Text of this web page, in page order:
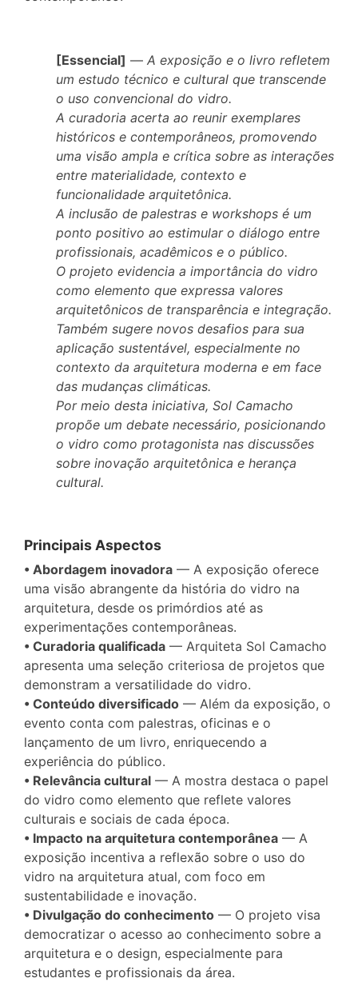
[Essencial] — A exposição e o livro refletem
um estudo técnico e cultural que transcende
o uso convencional do vidro.
A curadoria acerta ao reunir exemplares
históricos e contemporâneos, promovendo
uma visão ampla e crítica sobre as interações
entre materialidade, contexto e
funcionalidade arquitetônica.
A inclusão de palestras e workshops é um
ponto positivo ao estimular o diálogo entre
profissionais, acadêmicos e o público.
O projeto evidencia a importância do vidro
como elemento que expressa valores
arquitetônicos de transparência e integração.
Também sugere novos desafios para sua
aplicação sustentável, especialmente no
contexto da arquitetura moderna e em face
das mudanças climáticas.
Por meio desta iniciativa, Sol Camacho
propõe um debate necessário, posicionando
o vidro como protagonista nas discussões
sobre inovação arquitetônica e herança
cultural.
Principais Aspectos
• Abordagem inovadora — A exposição oferece
uma visão abrangente da história do vidro na
arquitetura, desde os primórdios até as
experimentações contemporâneas.
• Curadoria qualificada — Arquiteta Sol Camacho
apresenta uma seleção criteriosa de projetos que
demonstram a versatilidade do vidro.
• Conteúdo diversificado — Além da exposição, o
evento conta com palestras, oficinas e o
lançamento de um livro, enriquecendo a
experiência do público.
• Relevância cultural — A mostra destaca o papel
do vidro como elemento que reflete valores
culturais e sociais de cada época.
• Impacto na arquitetura contemporânea — A
exposição incentiva a reflexão sobre o uso do
vidro na arquitetura atual, com foco em
sustentabilidade e inovação.
• Divulgação do conhecimento — O projeto visa
democratizar o acesso ao conhecimento sobre a
arquitetura e o design, especialmente para
estudantes e profissionais da área.